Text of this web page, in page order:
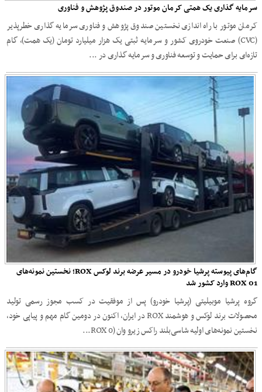
سرمایه گذاری یک همتی کرمان موتور در صندوق پژوهش و فناوری
کرمان موتور با راه اندازی نخستین صندوق پژوهش و فناوری سرمایه گذاری خطرپذیر
(CVC) صنعت خودروی کشور و سرمایه ثبتی یک هزار میلیارد تومان (یک همت)، گام
تازه‌ای برای حمایت و توسعه فناوری و سرمایه گذاری در ...
گام‌های پیوسته پرشیا خودرو در مسیر عرضه برند لوکس ROX؛ نخستین نمونه‌های
ROX 01 وارد کشور شد
گروه پرشیا موبیلیتی (پرشیا خودرو) پس از موفقیت در کسب مجوز رسمی تولید
محصولات برند لوکس و هوشمند ROX در ایران، اکنون در دومین گام مهم و پیاپی خود،
نخستین نمونه‌های اولیه شاسی‌بلند راکس زیرو وان (ROX 0...